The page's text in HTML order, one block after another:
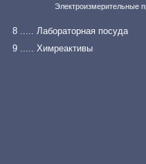
Электроизмерительные
8 ..... Лабораторная посуда
9 ..... Химреактивы